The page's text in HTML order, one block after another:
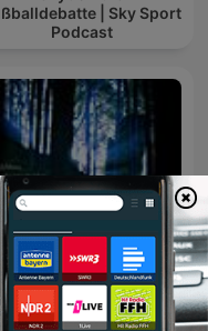
| Sky Sport
Podcast
ITH – Sagen & Götter